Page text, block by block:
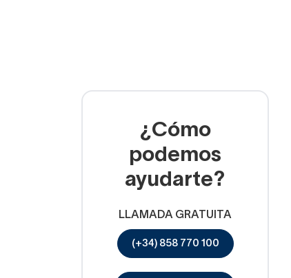
¿Cómo
podemos
ayudarte?
LLAMADA GRATUITA
(+34) 858 770 100